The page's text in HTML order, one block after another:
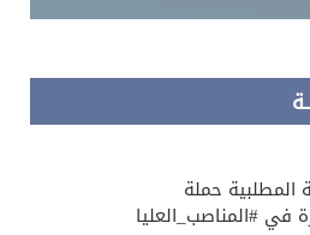
المطلبية حملة
في #المناصب_العليا